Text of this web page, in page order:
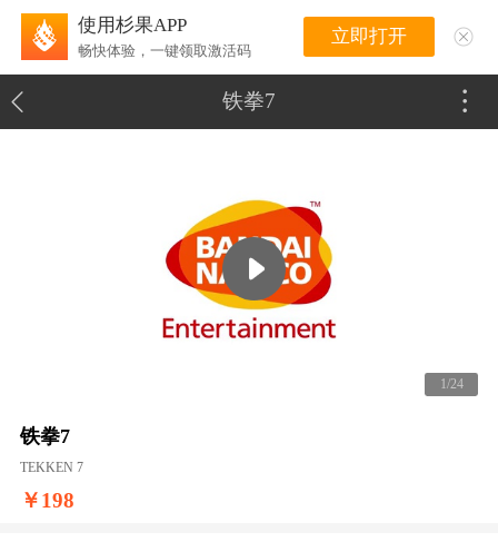
使用杉果APP
畅快体验，一键领取激活码
立即打开
铁拳7
1/24
铁拳7
TEKKEN 7
￥198